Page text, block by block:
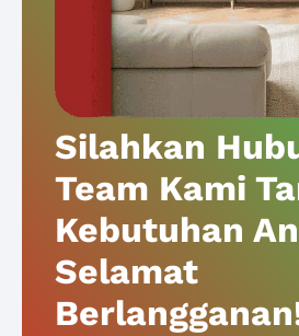
Silahkan
Team Kami
Kebutuhan
Selamat